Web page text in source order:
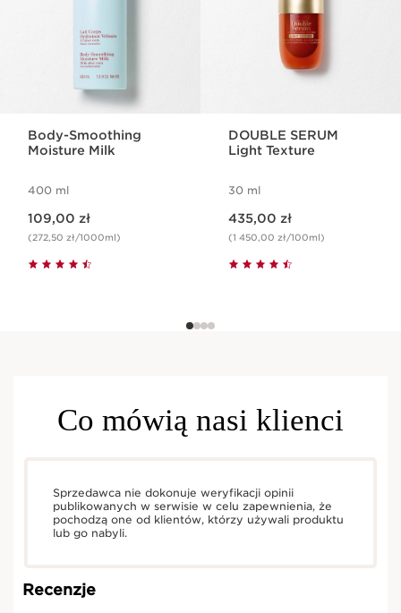
Total Eye Lift 3 ml
LIFT: wygładza zmarszczki, redukuje cienie
1 sztuka
Body-Smoothing
Moisture Milk
400 ml
109,00 zł
(272,50 zł/1000ml)
DOUBLE SERUM
Light Texture
30 ml
435,00 zł
(1 450,00 zł/100ml)
Co mówią nasi klienci
Sprzedawca nie dokonuje weryfikacji opinii
publikowanych w serwisie w celu zapewnienia, że
pochodzą one od klientów, którzy używali produktu
lub go nabyli.